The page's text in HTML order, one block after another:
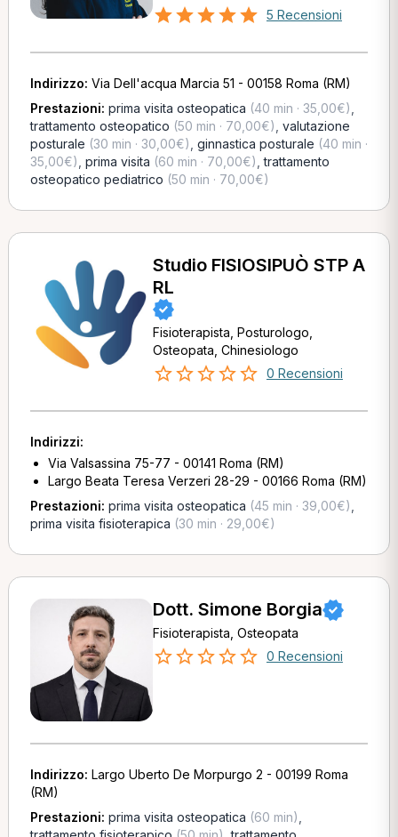
5 Recensioni
Indirizzo: Via Dell'acqua Marcia 51 - 00158 Roma (RM)
Prestazioni: prima visita osteopatica (40 min · 35,00€)
trattamento osteopatico (50 min · 70,00€) valutazione
posturale (30 min · 30,00€) ginnastica posturale (40 min ·
35,00€) prima visita (60 min · 70,00€) ,trattamento
osteopatico pediatrico (50 min · 70,00€)
Studio FISIOSIPUÒ STP A
RL
Fisioterapista, Posturologo,
Osteopata, Chinesiologo
0 Recensioni
Indirizzi:
Via Valsassina 75-77 - 00141 Roma (RM)
Largo Beata Teresa Verzeri 28-29 - 00166 Roma (RM)
Prestazioni: prima visita osteopatica (45 min · 39,00€)
prima visita fisioterapica (30 min · 29,00€)
Dott. Simone Borgia
Fisioterapista, Osteopata
0 Recensioni
Indirizzo: Largo Uberto De Morpurgo 2 - 00199 Roma
(RM)
Prestazioni: prima visita osteopatica (60 min)